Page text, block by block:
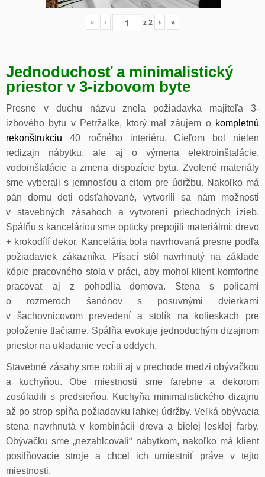
« ‹ z2 › »
Jednoduchosť a minimalistický
priestor v 3-izbovom byte
Presne v duchu názvu znela požiadavka majiteľa 3-
izbového bytu v Petržalke, ktorý mal záujem o kompletnú
rekonštrukciu 40 ročného interiéru. Cieľom bol nielen
redizajn nábytku, ale aj o výmena elektroinštalácie,
vodoinštalácie a zmena dispozície bytu. Zvolené materiály
sme vyberali s jemnosťou a citom pre údržbu. Nakoľko má
pán domu deti odsťahované, vytvorili sa nám možnosti
v stavebných zásahoch a vytvorení priechodných izieb.
Spálňu s kanceláriou sme opticky prepojili materiálmi: drevo
+ krokodílí dekor. Kancelária bola navrhovaná presne podľa
požiadaviek zákazníka. Písací stôl navrhnutý na základe
kópie pracovného stola v práci, aby mohol klient komfortne
pracovať aj z pohodlia domova. Stena s policami
o rozmeroch šanónov s posuvnými dvierkami
v šachovnicovom prevedení a stolík na kolieskach pre
položenie tlačiarne. Spálňa evokuje jednoduchým dizajnom
priestor na ukladanie vecí a oddych.
Stavebné zásahy sme robili aj v prechode medzi obývačkou
a kuchyňou. Obe miestnosti sme farebne a dekorom
zosúladili s predsieňou. Kuchyňa minimalistického dizajnu
až po strop spĺňa požiadavku ľahkej údržby. Veľká obývacia
stena navrhnutá v kombinácii dreva a bielej lesklej farby.
Obývačku sme „nezahlcovali“ nábytkom, nakoľko má klient
posilňovacie stroje a chcel ich umiestniť práve v tejto
miestnosti.